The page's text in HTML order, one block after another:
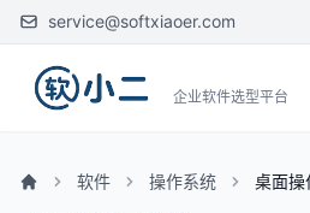
service@softxiaoer.com
企业软件选型平台
软件 操作系统 桌面操